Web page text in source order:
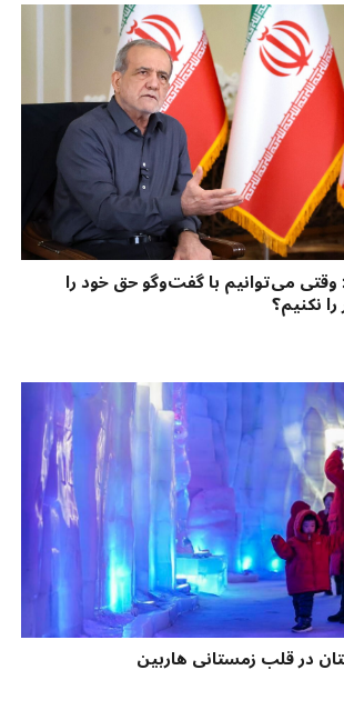
می‌توانیم با گفت‌وگو حق خود را
نکنیم؟
در قلب زمستانی هاربین